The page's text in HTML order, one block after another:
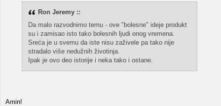
Ron Jeremy ::
Da malo razvodnimo temu - ove "bolesne" ideje produkt
su i zamisao isto tako bolesnih ljudi onog vremena.
Sreća je u svemu da iste nisu zaživele pa tako nije
stradalo više nedužnih životinja.
Ipak je ovo deo istorije i neka tako i ostane.
Amin!